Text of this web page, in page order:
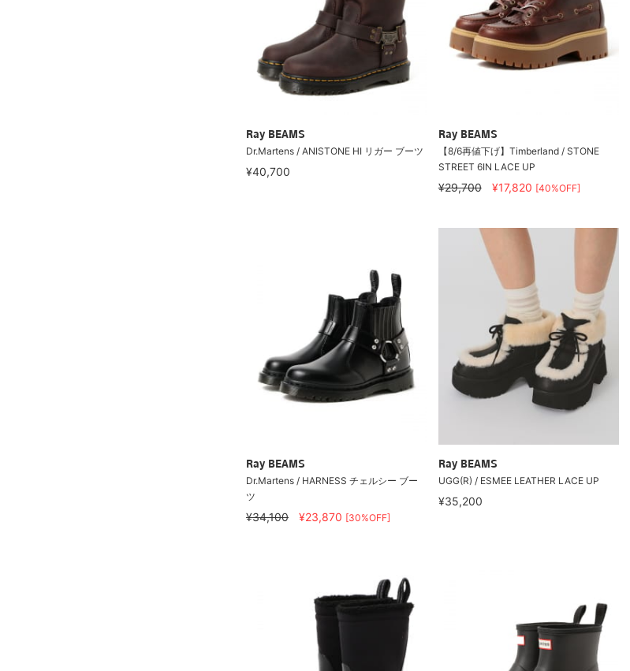
Ray BEAMS
Dr.Martens / ANISTONE HI リガー ブーツ
¥40,700
Ray BEAMS
【8/6再値下げ】Timberland / STONE
STREET 6IN LACE UP
¥29,700 ¥17,820 [40%OFF]
Ray BEAMS
Dr.Martens / HARNESS チェルシー ブー
ツ
¥34,100 ¥23,870 [30%OFF]
Ray BEAMS
UGG(R) / ESMEE LEATHER LACE UP
¥35,200